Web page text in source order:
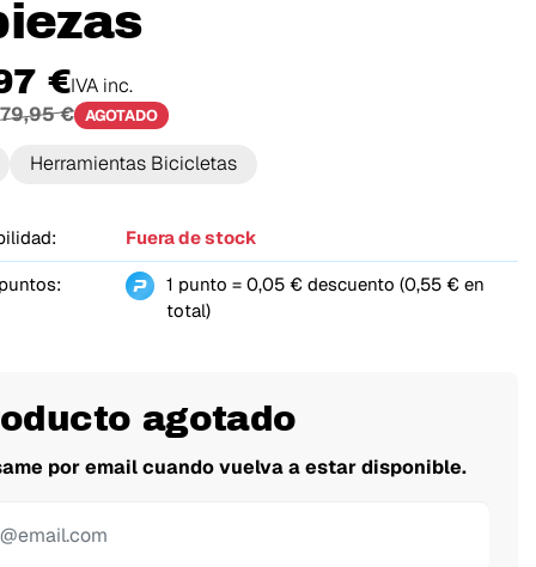
€IVA inc.
79,95 € AGOTADO
Herramientas Bicicletas
Fuera de stock
1 punto = 0,05 € descuento (0,55 € en
total)
agotado
por email cuando vuelva a estar disponible.